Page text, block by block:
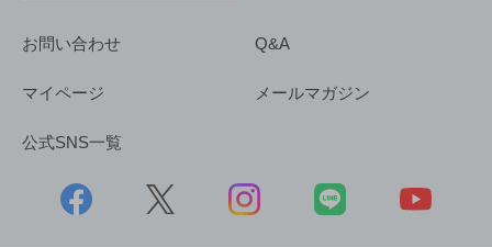
お問い合わせ Q&A
マイページ メールマガジン
公式SNS一覧